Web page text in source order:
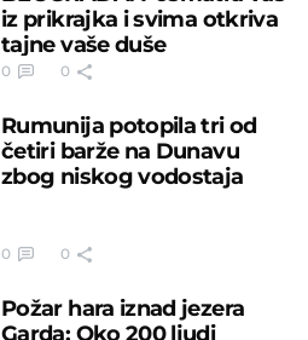
iz prikrajka i svima otkriva
tajne vaše duše
0 0
Rumunija potopila tri od
četiri barže na Dunavu
zbog niskog vodostaja
0 0
Požar hara iznad jezera
Garda: Oko 200 ljudi